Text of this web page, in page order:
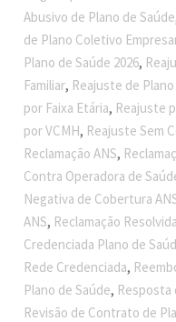
Abusivo de Plano de Saúde
de Plano Coletivo
Plano de Saúde 2026,
Familiar, Reajuste de
por Faixa Etária, Reajuste
por VCMH, Reajuste Sem
Reclamação ANS,
Contra Operadora de
Negativa de Cobertura
ANS, Reclamação
Credenciada Plano de
Rede Credenciada,
Plano de Saúde, Resposta
Revisão de Contrato de